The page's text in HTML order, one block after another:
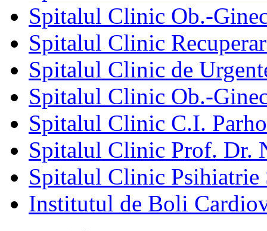
Spitalul Clinic Ob.-
Spitalul Clinic
Spitalul Clinic de
Spitalul Clinic Ob.-
Spitalul Clinic C.I.
Spitalul Clinic Prof. Dr.
Spitalul Clinic Psihiatrie
Institutul de Boli